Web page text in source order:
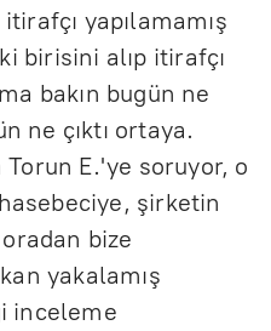
yapılamamış
birisini alıp itirafçı
bakın bugün ne
ne çıktı ortaya.
E.'ye soruyor, o
şirketin
bize
yakalamış
inceleme